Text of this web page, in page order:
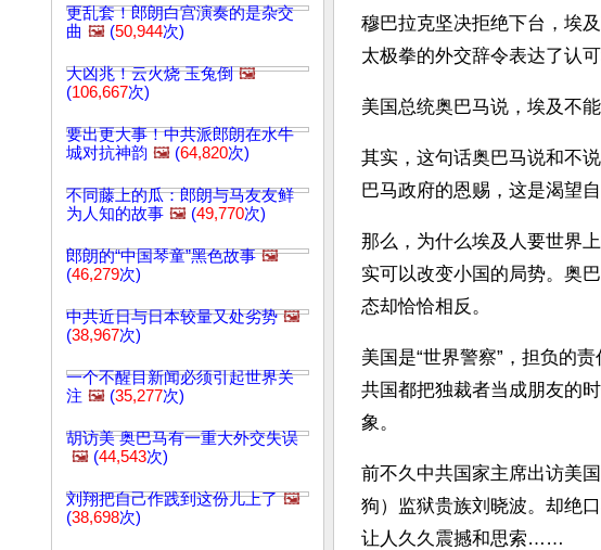
更乱套！郎朗白宫演奏的是杂交
曲 🖼️ (50,944次)
大凶兆！云火烧 玉兔倒 🖼️
(106,667次)
要出更大事！中共派郎朗在水牛
城对抗神韵 🖼️ (64,820次)
不同藤上的瓜：郎朗与马友友鲜
为人知的故事 🖼️ (49,770次)
郎朗的“中国琴童”黑色故事 🖼️
(46,279次)
中共近日与日本较量又处劣势 🖼️
(38,967次)
一个不醒目新闻必须引起世界关
注 🖼️ (35,277次)
胡访美 奥巴马有一重大外交失误
🖼️ (44,543次)
刘翔把自己作践到这份儿上了 🖼️
(38,698次)
穆巴拉克坚决拒绝下台，埃
太极拳的外交辞令表达了认
美国总统奥巴马说，埃及不
其实，这句话奥巴马说和不
巴马政府的恩赐，这是渴望
那么，为什么埃及人要世界
实可以改变小国的局势。奥
态却恰恰相反。
美国是“世界警察”，担负的
共国都把独裁者当成朋友的
象。
前不久中共国家主席出访美
狗）监狱贵族刘晓波。却绝
让人久久震撼和思索……